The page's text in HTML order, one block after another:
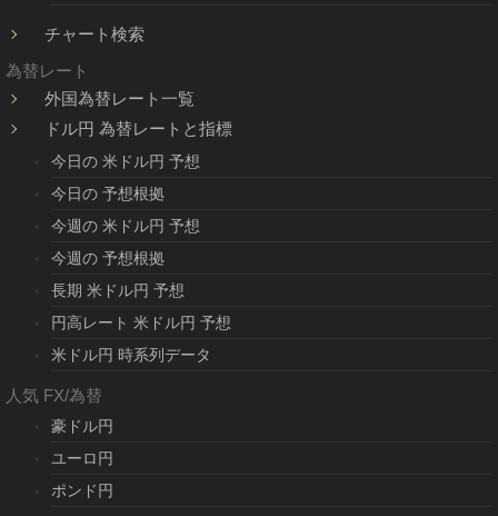
チャート検索
為替レート
外国為替レート一覧
ドル円 為替レートと指標
今日の 米ドル円 予想
今日の 予想根拠
今週の 米ドル円 予想
今週の 予想根拠
長期 米ドル円 予想
円高レート 米ドル円 予想
米ドル円 時系列データ
人気 FX/為替
豪ドル円
ユーロ円
ポンド円